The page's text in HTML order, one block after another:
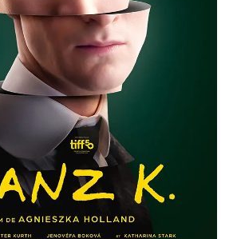
JE M’ABONNE
Pastol –
01 49 65 10 30
Saisset – 92120 Montrouge